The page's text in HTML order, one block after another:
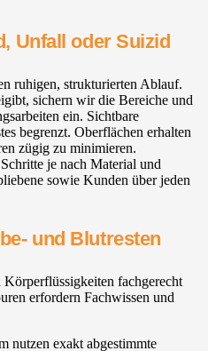
Unfall oder Suizid
ruhigen, strukturierten Ablauf.
sichern wir die Bereiche und
ein. Sichtbare
begrenzt. Oberflächen erhalten
zügig zu minimieren.
je nach Material und
sowie Kunden über jeden
und Blutresten
fachgerecht
erfordern Fachwissen und
nutzen exakt abgestimmte